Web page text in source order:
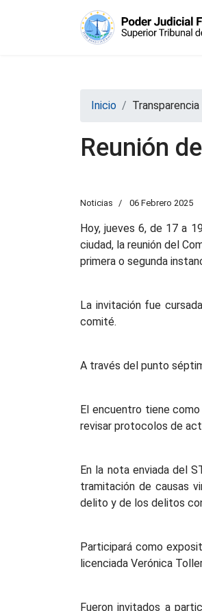
Inicio Transparencia
Reunión
Noticias 06 Febrero 2025
Hoy, jueves 6, de 17 a
ciudad, la reunión del
primera o segunda
La invitación fue
comité.
A través del punto
El encuentro tiene
revisar protocolos de
En la nota enviada del
tramitación de causas
delito y de los delitos
Participará como
licenciada Verónica
Fueron invitados a